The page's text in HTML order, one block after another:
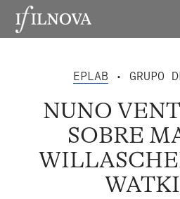
EPLAB • GRUPO
NUNO
SOBRE